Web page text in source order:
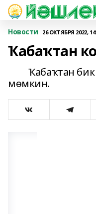
Новости 26 ОКТЯБРЯ 2022,
Ҡабаҡтан
Ҡабаҡтан бик
мөмкин.